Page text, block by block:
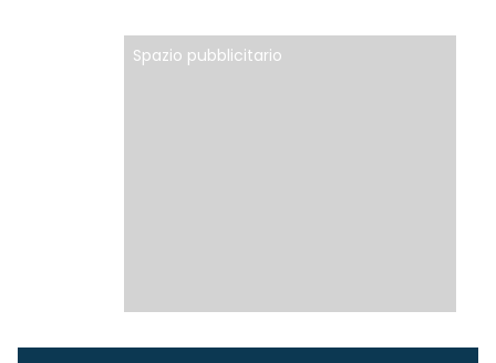
Spazio pubblicitario